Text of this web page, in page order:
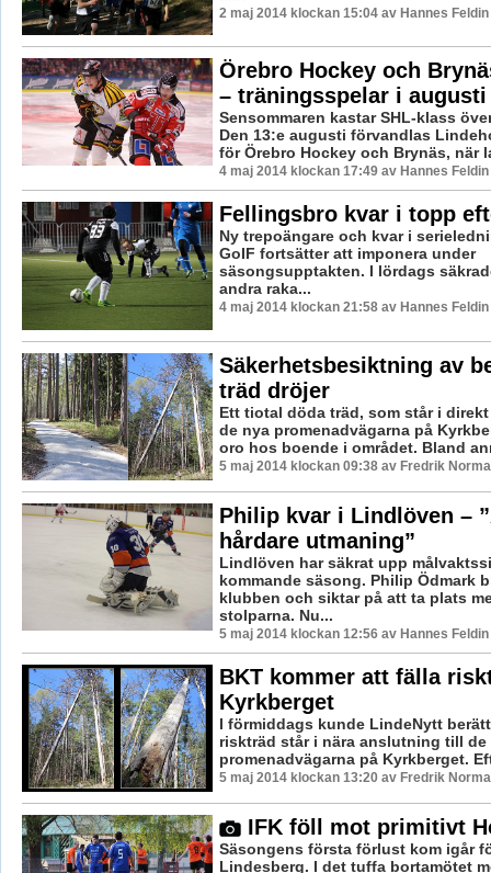
2 maj 2014 klockan 15:04 av Hannes Feldin
Örebro Hockey och
– träningsspelar i augusti
Sensommaren kastar SHL-klass
Den 13:e augusti förvandlas
för Örebro Hockey och Brynäs, när
4 maj 2014 klockan 17:49 av Hannes Feldin
Fellingsbro kvar i topp
Ny trepoängare och kvar i
GoIF fortsätter att imponera under
säsongsupptakten. I lördags
andra raka...
4 maj 2014 klockan 21:58 av Hannes Feldin
Säkerhetsbesiktning av
träd dröjer
Ett tiotal döda träd, som står i
de nya promenadvägarna på
oro hos boende i området. Bland
5 maj 2014 klockan 09:38 av Fredrik
Philip kvar i Lindlöven –
hårdare utmaning”
Lindlöven har säkrat upp
kommande säsong. Philip Ödmark
klubben och siktar på att ta plats
stolparna. Nu...
5 maj 2014 klockan 12:56 av Hannes Feldin
BKT kommer att fälla
Kyrkberget
I förmiddags kunde LindeNytt
riskträd står i nära anslutning till de
promenadvägarna på Kyrkberget.
5 maj 2014 klockan 13:20 av Fredrik
IFK föll mot primitivt
Säsongens första förlust kom igår
Lindesberg. I det tuffa bortamötet